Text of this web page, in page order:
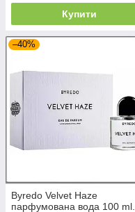
Купити
–40%
Byredo Velvet Haze
парфумована вода 100 ml.